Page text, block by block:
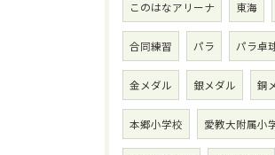
このはなアリーナ 東海
合同練習 パラ パラ卓
金メダル 銀メダル 銅
本郷小学校 愛教大附属小